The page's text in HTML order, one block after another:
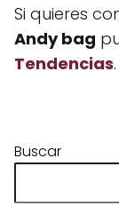
Si quieres
Andy bag
Tendencias.
Buscar